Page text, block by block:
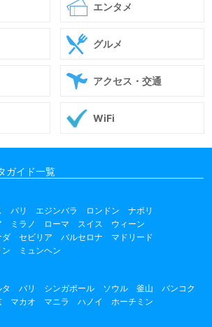
エンタメ
グルメ
アクセス・交通
WiFi
ガイド一覧
パリ エジンバラ ロンドン
ナポリ
ミラノ ローマ スイス
ウィーン
ダ セビリア バルセロナ
マドリード
ミュンヘン
バリ シンガポール ソウル 釜山
バンコク
マカオ マニラ ハノイ
ホーチミン